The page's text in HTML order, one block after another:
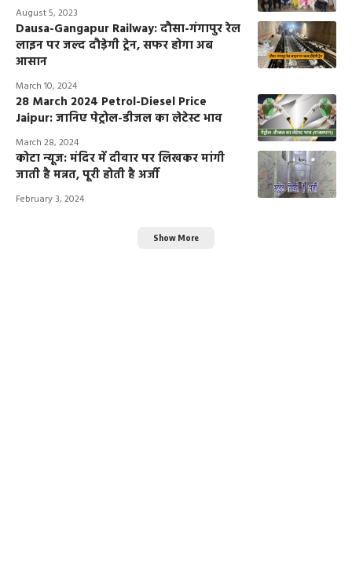
August 5, 2023
Dausa-Gangapur Railway: दौसा-गंगापुर रेल
लाइन पर जल्द दौड़ेगी ट्रेन, सफर होगा अब
आसान
March 10, 2024
28 March 2024 Petrol-Diesel Price
Jaipur: जानिए पेट्रोल-डीजल का लेटेस्ट भाव
March 28, 2024
कोटा न्यूज: मंदिर में दीवार पर लिखकर मांगी
जाती है मन्नत, पूरी होती है अर्जी
February 3, 2024
Show More